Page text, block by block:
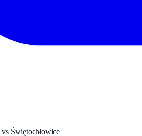
vs Świętochłowice